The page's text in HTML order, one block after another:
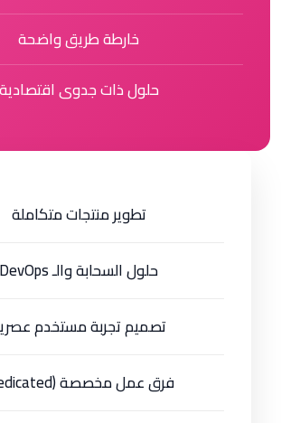
خارطة طريق واضحة
حلول ذات جدوى اقتصادية
تطوير منتجات متكاملة
حلول السحابة والـ DevOps
تصميم تجربة مستخدم
فرق عمل مخصصة (Dedicated)